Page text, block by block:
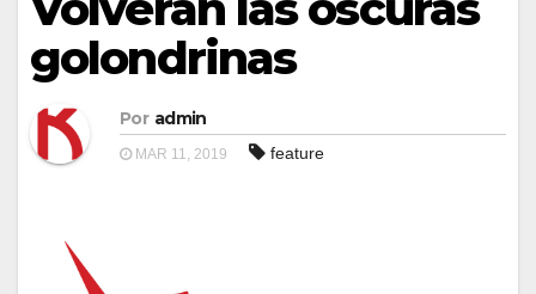
golondrinas
Por admin
MAR 11, 2019 feature